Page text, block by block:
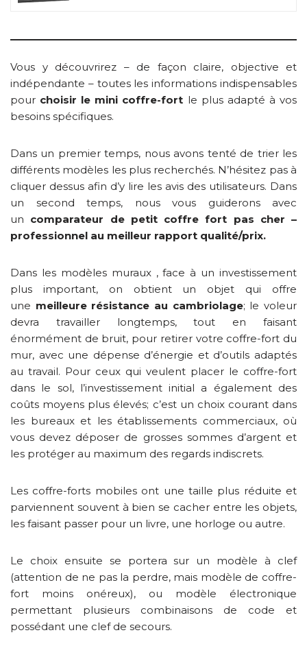
Vous y découvrirez – de façon claire, objective et
indépendante – toutes les informations indispensables
pour choisir le mini coffre-fort le plus adapté à vos
besoins spécifiques.
Dans un premier temps, nous avons tenté de trier les
différents modèles les plus recherchés. N’hésitez pas à
cliquer dessus afin d’y lire les avis des utilisateurs. Dans
un second temps, nous vous guiderons avec
un comparateur de petit coffre fort pas cher –
professionnel au meilleur rapport qualité/prix.
Dans les modèles muraux , face à un investissement
plus important, on obtient un objet qui offre
une meilleure résistance au cambriolage; le voleur
devra travailler longtemps, tout en faisant
énormément de bruit, pour retirer votre coffre-fort du
mur, avec une dépense d’énergie et d’outils adaptés
au travail. Pour ceux qui veulent placer le coffre-fort
dans le sol, l’investissement initial a également des
coûts moyens plus élevés; c’est un choix courant dans
les bureaux et les établissements commerciaux, où
vous devez déposer de grosses sommes d’argent et
les protéger au maximum des regards indiscrets.
Les coffre-forts mobiles ont une taille plus réduite et
parviennent souvent à bien se cacher entre les objets,
les faisant passer pour un livre, une horloge ou autre.
Le choix ensuite se portera sur un modèle à clef
(attention de ne pas la perdre, mais modèle de coffre-
fort moins onéreux), ou modèle électronique
permettant plusieurs combinaisons de code et
possédant une clef de secours.